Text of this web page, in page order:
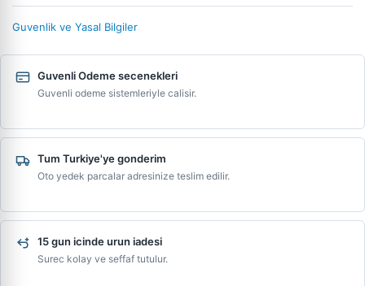
Guvenlik ve Yasal Bilgiler
Guvenli Odeme secenekleri
Guvenli odeme sistemleriyle calisir.
Tum Turkiye'ye gonderim
Oto yedek parcalar adresinize teslim edilir.
15 gun icinde urun iadesi
Surec kolay ve seffaf tutulur.